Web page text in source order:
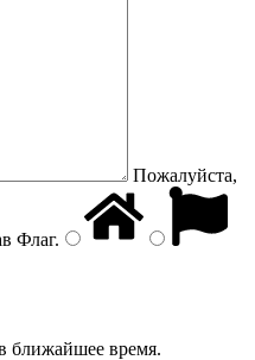
Пожалуйста,
Флаг.
ближайшее время.